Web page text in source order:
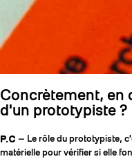
Concrètement, en
d'un prototypiste ?
P.C — Le rôle du prototypiste,
matérielle pour vérifier si elle